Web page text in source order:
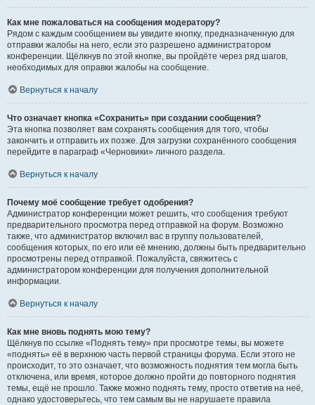
Как мне пожаловаться на сообщения модератору?
Рядом с каждым сообщением вы увидите кнопку, предназначенную для
отправки жалобы на него, если это разрешено администратором
конференции. Щёлкнув по этой кнопке, вы пройдёте через ряд шагов,
необходимых для оправки жалобы на сообщение.
Вернуться к началу
Что означает кнопка «Сохранить» при создании сообщения?
Эта кнопка позволяет вам сохранять сообщения для того, чтобы
закончить и отправить их позже. Для загрузки сохранённого сообщения
перейдите в параграф «Черновики» личного раздела.
Вернуться к началу
Почему моё сообщение требует одобрения?
Администратор конференции может решить, что сообщения требуют
предварительного просмотра перед отправкой на форум. Возможно
также, что администратор включил вас в группу пользователей,
сообщения которых, по его или её мнению, должны быть предварительно
просмотрены перед отправкой. Пожалуйста, свяжитесь с
администратором конференции для получения дополнительной
информации.
Вернуться к началу
Как мне вновь поднять мою тему?
Щёлкнув по ссылке «Поднять тему» при просмотре темы, вы можете
«поднять» её в верхнюю часть первой страницы форума. Если этого не
происходит, то это означает, что возможность поднятия тем могла быть
отключена, или время, которое должно пройти до повторного поднятия
темы, ещё не прошло. Также можно поднять тему, просто ответив на неё,
однако удостоверьтесь, что тем самым вы не нарушаете правила